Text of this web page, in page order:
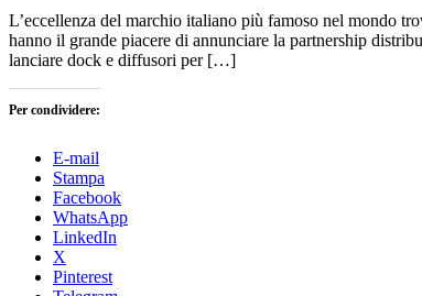
L’eccellenza del marchio italiano più famoso nel mondo
hanno il grande piacere di annunciare la partnership
lanciare dock e diffusori per […]
Per condividere:
E-mail
Stampa
Facebook
WhatsApp
LinkedIn
X
Pinterest